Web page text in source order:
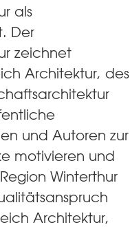
als
Der
zeichnet
Architektur, des
und Autoren zur
motivieren und
Winterthur
Architektur,